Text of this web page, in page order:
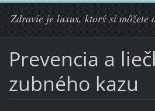
Zdravie je luxus, ktorý si môžete
Prevencia a
zubného kazu